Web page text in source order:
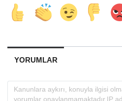
YORUMLAR